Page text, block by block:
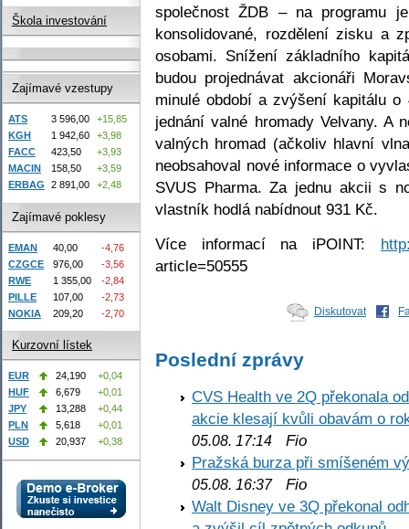
společnost ŽDB – na programu
konsolidované, rozdělení zisku a
osobami. Snížení základního
budou projednávat akcionáři
minulé období a zvýšení kapitálu
jednání valné hromady Velvany. A
valných hromad (ačkoliv hlavní
neobsahoval nové informace o
SVUS Pharma. Za jednu akcii s
vlastník hodlá nabídnout 931 Kč.
Více informací na iPOINT:
article=50555
Diskutovat
Poslední zprávy
CVS Health ve 2Q překonala
akcie klesají kvůli obavám o
05.08. 17:14 Fio
Pražská burza při smíšeném
05.08. 16:37Fio
Walt Disney ve 3Q překonal
Škola investování
Zajímavé vzestupy
ATS 3 596,00
+15,85
KGH
1 942,60
+3,98
FACC
423,50
+3,93
MACIN
158,50
+3,59
ERBAG
2 891,00 +2,48
Zajímavé poklesy
EMAN 40,00
-4,76
CZGCE
976,00
-3,56
RWE
1 355,00
-2,84
PILLE
107,00
-2,73
NOKIA
209,20 -2,70
Kurzovní lístek
EUR 24,190
+0,04
HUF
6,679
+0,01
JPY
13,288
+0,44
PLN
5,618
+0,01
USD
20,937 +0,38